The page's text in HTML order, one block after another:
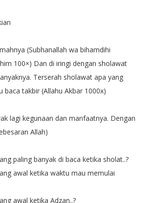
(Subhanallah wa bihamdihi
100×) Dan di iringi dengan sholawat
Terserah sholawat apa yang
baca takbir (Allahu Akbar 1000x)
lagi kegunaan dan manfaatnya. Dengan
Allah)
paling banyak di baca ketika sholat..?
awal ketika waktu mau memulai
awal ketika Adzan..?